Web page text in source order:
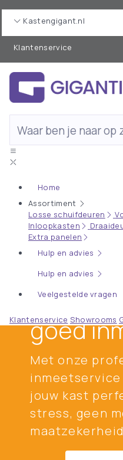
Kastengigant.nl
Klantenservice
Home
Assortiment
Losse schuifdeuren
Inloopkasten
Extra panelen
Hulp en advies
Hulp en advies
Veelgestelde vragen
Klantenservice Showrooms
goed
Met onze
jouw kast
stress, geen